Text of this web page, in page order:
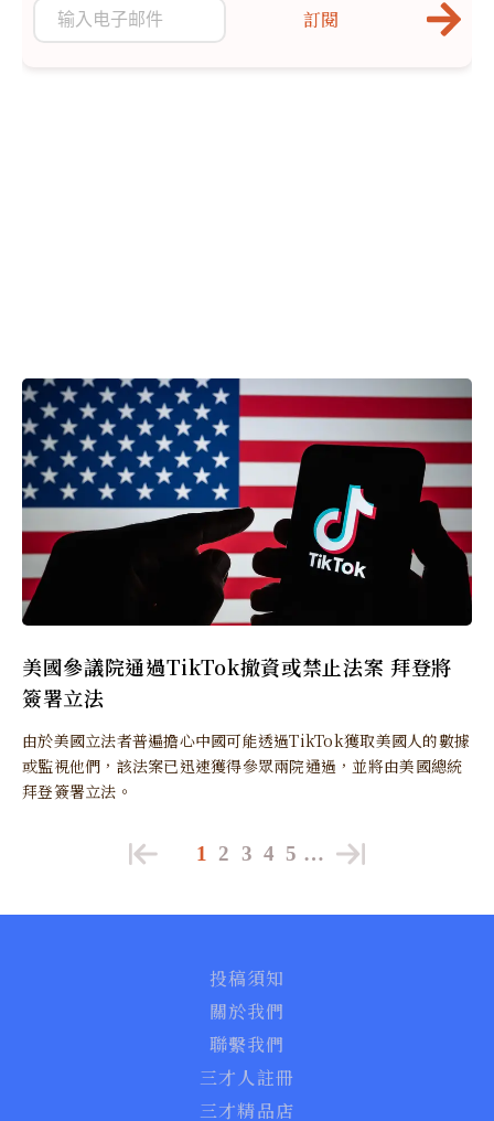
美國參議院通過TikTok撤資或禁止法案 拜登將
簽署立法
由於美國立法者普遍擔心中國可能透過TikTok獲取美國人的數據
或監視他們，該法案已迅速獲得參眾兩院通過，並將由美國總統
拜登簽署立法。
訂閱
1 2 3 4 5 …
投稿須知
關於我們
聯繫我們
三才人註冊
三才精品店